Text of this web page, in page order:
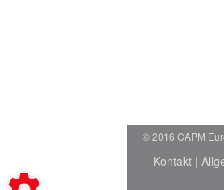
© 2016 CAPM
Kontakt|